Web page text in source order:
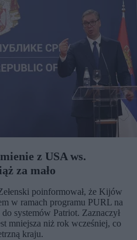
z USA ws.
za mało
poinformował, że Kijów
w ramach programu PURL na
systemów Patriot. Zaznaczył
mniejsza niż rok wcześniej, co
kraju.